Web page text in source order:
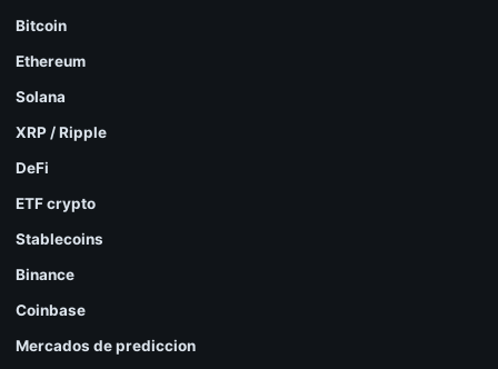
Bitcoin
Ethereum
Solana
XRP / Ripple
DeFi
ETF crypto
Stablecoins
Binance
Coinbase
Mercados de prediccion